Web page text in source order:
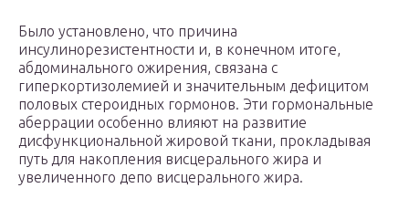
Было установлено, что причина
инсулинорезистентности и, в конечном итоге,
абдоминального ожирения, связана с
гиперкортизолемией и значительным дефицитом
половых стероидных гормонов. Эти гормональные
аберрации особенно влияют на развитие
дисфункциональной жировой ткани, прокладывая
путь для накопления висцерального жира и
увеличенного депо висцерального жира.